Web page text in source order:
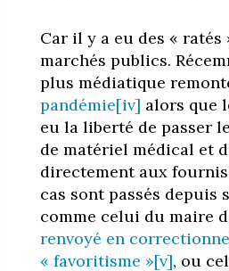
Car il y a eu des « ratés
marchés publics.
plus médiatique
pandémie[iv] alors que
eu la liberté de passer
de matériel médical et
directement aux
cas sont passés depuis
comme celui du maire
renvoyé en
« favoritisme »[v], ou